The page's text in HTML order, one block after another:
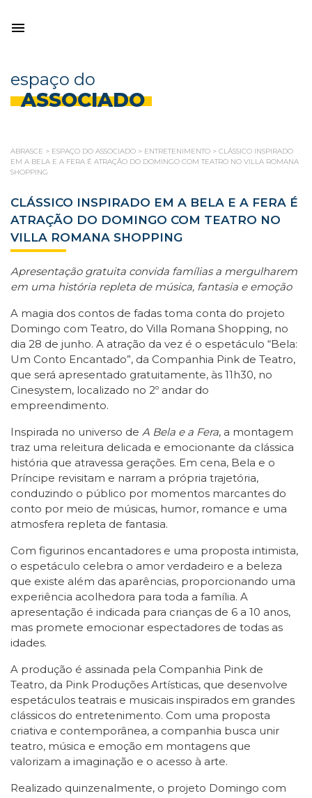
espaço do
ASSOCIADO
ABRASCE > ESPAÇO DO ASSOCIADO > ENTRETENIMENTO > CLÁSSICO INSPIRADO
EM A BELA E A FERA É ATRAÇÃO DO DOMINGO COM TEATRO NO VILLA ROMANA
SHOPPING
CLÁSSICO INSPIRADO EM A BELA E A FERA É
ATRAÇÃO DO DOMINGO COM TEATRO NO
VILLA ROMANA SHOPPING
Apresentação gratuita convida famílias a mergulharem
em uma história repleta de música, fantasia e emoção
A magia dos contos de fadas toma conta do projeto
Domingo com Teatro, do Villa Romana Shopping, no
dia 28 de junho. A atração da vez é o espetáculo “Bela:
Um Conto Encantado”, da Companhia Pink de Teatro,
que será apresentado gratuitamente, às 11h30, no
Cinesystem, localizado no 2º andar do
empreendimento.
Inspirada no universo de A Bela e a Fera, a montagem
traz uma releitura delicada e emocionante da clássica
história que atravessa gerações. Em cena, Bela e o
Príncipe revisitam e narram a própria trajetória,
conduzindo o público por momentos marcantes do
conto por meio de músicas, humor, romance e uma
atmosfera repleta de fantasia.
Com figurinos encantadores e uma proposta intimista,
o espetáculo celebra o amor verdadeiro e a beleza
que existe além das aparências, proporcionando uma
experiência acolhedora para toda a família. A
apresentação é indicada para crianças de 6 a 10 anos,
mas promete emocionar espectadores de todas as
idades.
A produção é assinada pela Companhia Pink de
Teatro, da Pink Produções Artísticas, que desenvolve
espetáculos teatrais e musicais inspirados em grandes
clássicos do entretenimento. Com uma proposta
criativa e contemporânea, a companhia busca unir
teatro, música e emoção em montagens que
valorizam a imaginação e o acesso à arte.
Realizado quinzenalmente, o projeto Domingo com